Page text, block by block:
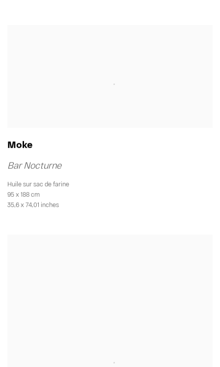
Moke
Bar Nocturne
Huile sur sac de farine
95 x 188 cm
35,6 x 74,01 inches